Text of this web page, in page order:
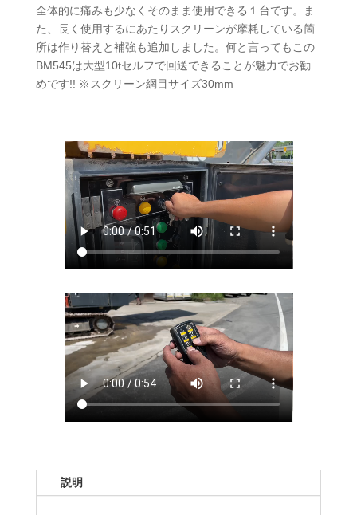
全体的に痛みも少なくそのまま使用できる１台です。ま
た、長く使用するにあたりスクリーンが摩耗している箇
所は作り替えと補強も追加しました。何と言ってもこの
BM545は大型10tセルフで回送できることが魅力でお勧
めです!! ※スクリーン網目サイズ30mm
説明